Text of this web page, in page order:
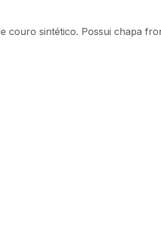
couro sintético. Possui chapa